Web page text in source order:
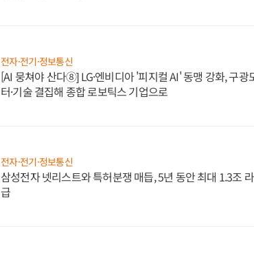
전자·전기·정보통신
[AI 뭉쳐야 산다⑧] LG·엔비디아 '피지컬 AI' 동맹 강화, 구광
터·기술 결집해 종합 로보틱스 기업으로
전자·전기·정보통신
삼성전자 넷리스트와 특허분쟁 매듭, 5년 동안 최대 1.3조
급